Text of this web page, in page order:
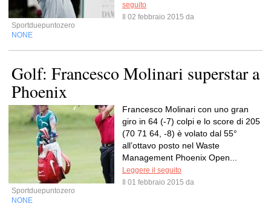
seguito
Il 02 febbraio 2015 da
Sportduepuntozero
NONE
Golf: Francesco Molinari superstar a
Phoenix
Francesco Molinari con uno gran
giro in 64 (-7) colpi e lo score di 205
(70 71 64, -8) è volato dal 55°
all’ottavo posto nel Waste
Management Phoenix Open...
Leggere il seguito
Il 01 febbraio 2015 da
Sportduepuntozero
NONE